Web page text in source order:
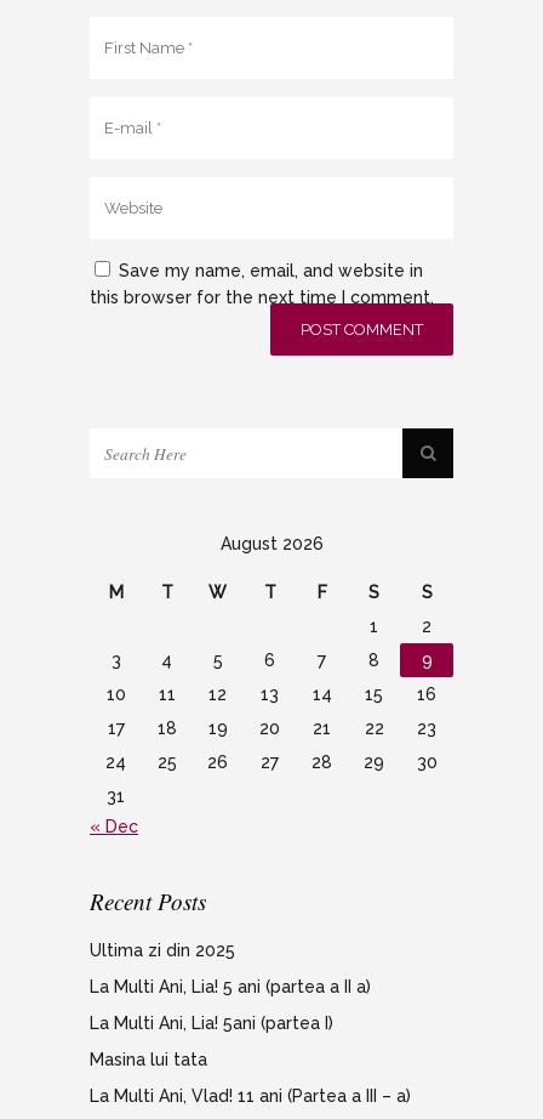
Save my name, email, and website in
this browser for the next time I comment.
August 2026
M T W T F S
S
1
2
3
4 5 6 7 8
9
10
11 12 13 14 15
16
17
18 19 20 21 22
23
24
25 26 27 28 29
30
31
« Dec
Recent Posts
Ultima zi din 2025
La Multi Ani, Lia! 5 ani (partea a II a)
La Multi Ani, Lia! 5ani (partea I)
Masina lui tata
La Multi Ani, Vlad! 11 ani (Partea a III – a)